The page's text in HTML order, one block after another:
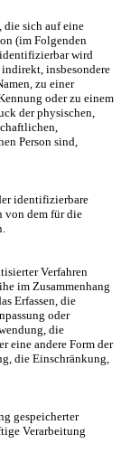
die sich auf eine
(im Folgenden
identifizierbar wird
insbesondere
zu einer
oder zu einem
der physischen,
Person sind,
identifizierbare
von dem für die
Verfahren
im Zusammenhang
Erfassen, die
oder
die
eine andere Form der
die Einschränkung,
gespeicherter
Verarbeitung